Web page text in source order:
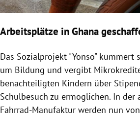
Arbeitsplätze in Ghana
Das Sozialprojekt "Yonso" kümmert
um Bildung und vergibt
benachteiligten Kindern über
Schulbesuch zu ermöglichen. In der
Fahrrad-Manufaktur werden nun